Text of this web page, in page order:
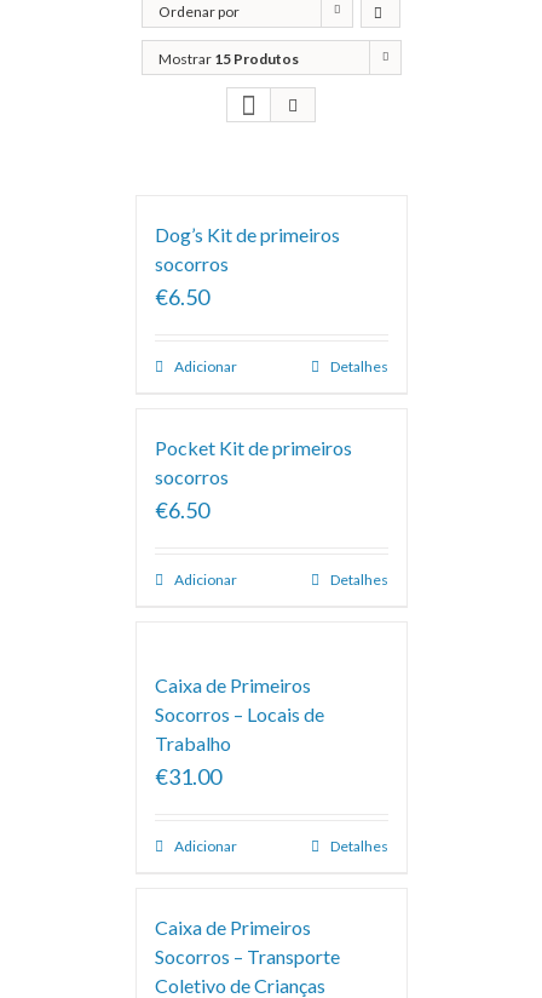
Ordenar por
Classificação
Mostrar 15 Produtos
Dog’s Kit de primeiros
socorros
€6.50
Adicionar Detalhes
Pocket Kit de primeiros
socorros
€6.50
Adicionar Detalhes
Caixa de Primeiros
Socorros – Locais de
Trabalho
€31.00
Adicionar Detalhes
Caixa de Primeiros
Socorros – Transporte
Coletivo de Crianças